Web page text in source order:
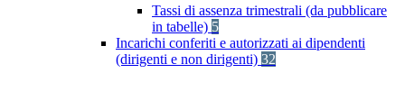
Tassi di assenza trimestrali (da pubblicare
in tabelle) 5
Incarichi conferiti e autorizzati ai dipendenti
(dirigenti e non dirigenti) 32